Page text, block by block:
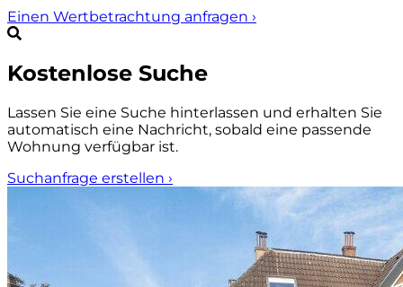
Einen Wertbetrachtung anfragen ›
Kostenlose Suche
Lassen Sie eine Suche hinterlassen und erhalten Sie
automatisch eine Nachricht, sobald eine passende
Wohnung verfügbar ist.
Suchanfrage erstellen ›